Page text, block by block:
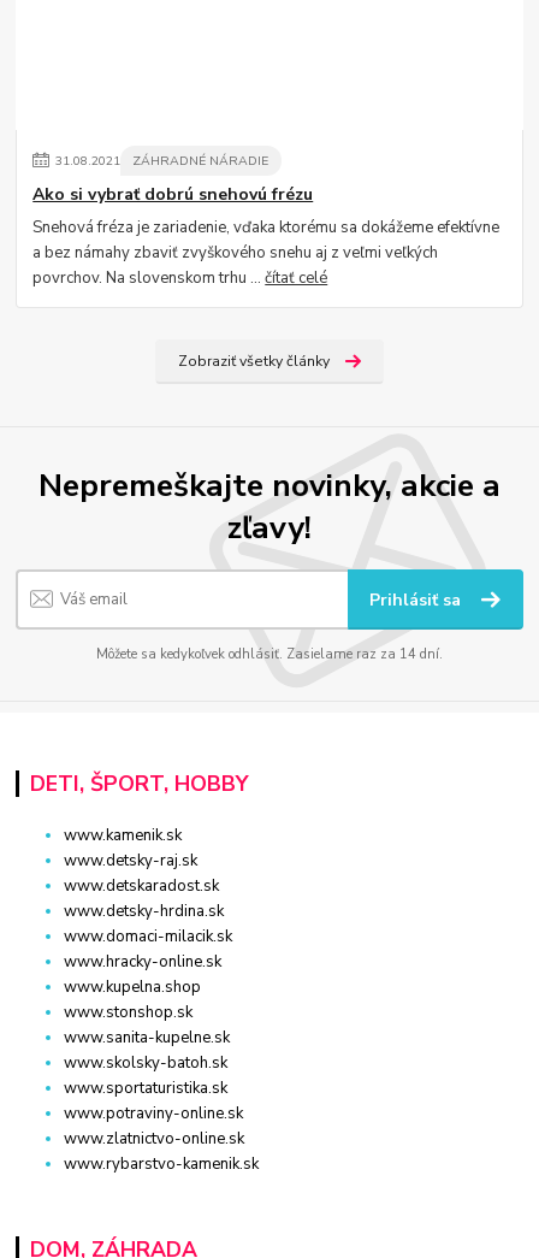
31.08.2021 ZÁHRADNÉ NÁRADIE
Ako si vybrať dobrú snehovú frézu
Snehová fréza je zariadenie, vďaka ktorému sa dokážeme efektívne
a bez námahy zbaviť zvyškového snehu aj z veľmi veľkých
povrchov. Na slovenskom trhu ...čítať celé
Zobraziť všetky články
Nepremeškajte novinky, akcie a
zľavy!
Prihlásiť sa
Môžete sa kedykoľvek odhlásiť. Zasielame raz za 14 dní.
DETI, ŠPORT, HOBBY
www.kamenik.sk
www.detsky-raj.sk
www.detskaradost.sk
www.detsky-hrdina.sk
www.domaci-milacik.sk
www.hracky-online.sk
www.kupelna.shop
www.stonshop.sk
www.sanita-kupelne.sk
www.skolsky-batoh.sk
www.sportaturistika.sk
www.potraviny-online.sk
www.zlatnictvo-online.sk
www.rybarstvo-kamenik.sk
DOM, ZÁHRADA